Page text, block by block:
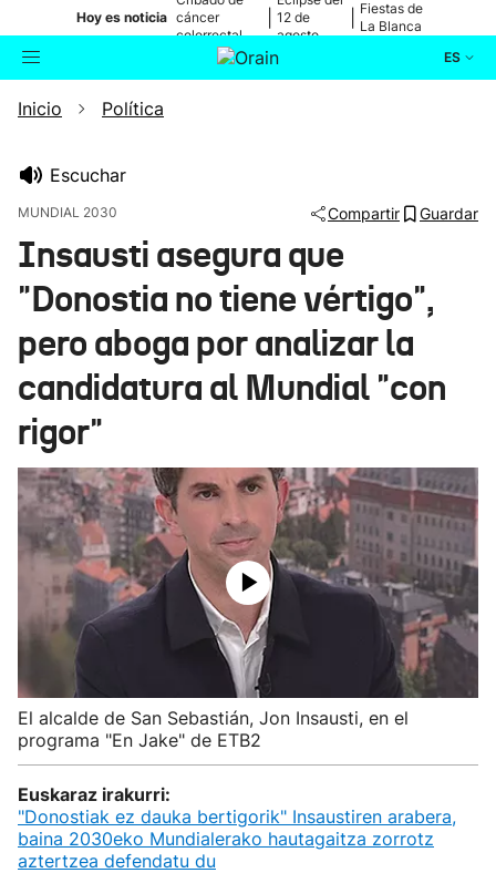
Hoy es noticia cáncer
colorrectal
12 de
agosto
Fiestas de
La Blanca
ES
Buscador
Ikusmiran
Eguraldia
Inicio Política
Escuchar
MUNDIAL 2030 Compartir Guardar
Insausti asegura que
"Donostia no tiene vértigo",
pero aboga por analizar la
candidatura al Mundial "con
rigor"
El alcalde de San Sebastián, Jon Insausti, en el
programa "En Jake" de ETB2
Euskaraz irakurri:
"Donostiak ez dauka bertigorik" Insaustiren arabera,
baina 2030eko Mundialerako hautagaitza zorrotz
aztertzea defendatu du